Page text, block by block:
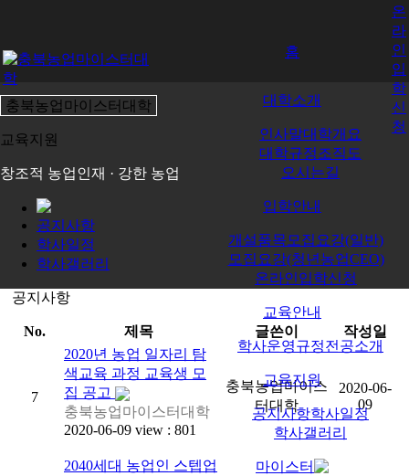
홈
대학소개
인사말대학개요
대학규정조직도
오시는길
입학안내
개설품목 모집요강(일반)
모집요강(청년농업CEO)
온라인입학신청
교육안내
학사운영규정전공소개
교육지원
공지사항학사일정
학사갤러리
마이스터
온
라
인
입
학
신
청
충북농업마이스터대학
교육지원
창조적 농업인재 · 강한 농업
공지사항
학사일정
학사갤러리
공지사항
No. 제목 글쓴이 작성일
7
2020년 농업 일자리 탐
색교육 과정 교육생 모
집 공고
충북농업마이스터대학
2020-06-09 view : 801
충북농업마이스
터대학
2020-06-
09
2040세대 농업인 스텝업